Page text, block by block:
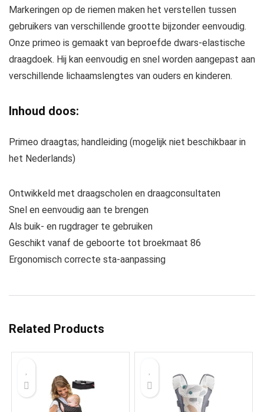
Markeringen op de riemen maken het verstellen tussen
gebruikers van verschillende grootte bijzonder eenvoudig.
Onze primeo is gemaakt van beproefde dwars-elastische
draagdoek. Hij kan eenvoudig en snel worden aangepast aan
verschillende lichaamslengtes van ouders en kinderen.
Inhoud doos:
Primeo draagtas; handleiding (mogelijk niet beschikbaar in
het Nederlands)
Ontwikkeld met draagscholen en draagconsultaten
Snel en eenvoudig aan te brengen
Als buik- en rugdrager te gebruiken
Geschikt vanaf de geboorte tot broekmaat 86
Ergonomisch correcte sta-aanpassing
Related Products